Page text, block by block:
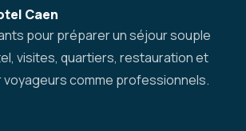
Caen
pour préparer un séjour souple
visites, quartiers, restauration et
comme professionnels.